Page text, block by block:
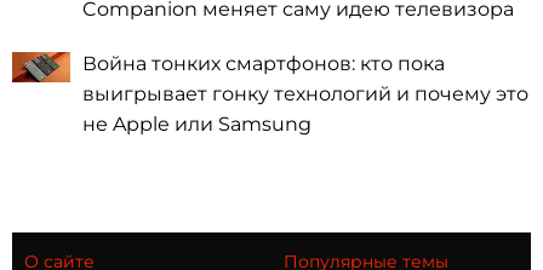
Companion меняет саму идею телевизора
Война тонких смартфонов: кто пока
выигрывает гонку технологий и почему это
не Apple или Samsung
О сайте
Популярные темы